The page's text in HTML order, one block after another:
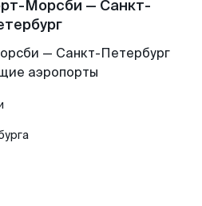
Морсби — Санкт-
— Санкт-Петербург
аэропорты